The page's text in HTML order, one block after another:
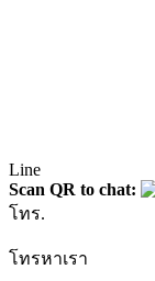
Line
Scan QR to chat:
โทร.
โทรหาเรา